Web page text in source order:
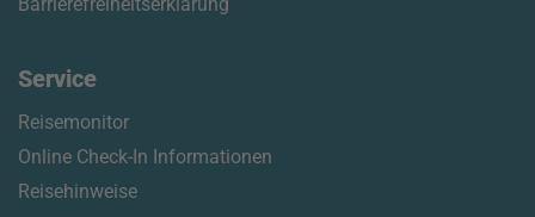
Service
Reisemonitor
Online Check-In Informationen
Reisehinweise